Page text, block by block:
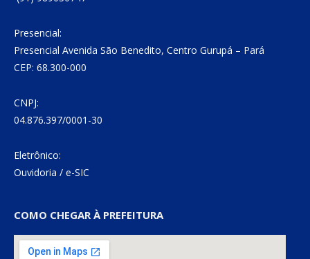
Presencial:
Presencial Avenida São Benedito, Centro Gurupá – Pará
CEP: 68.300-000
CNPJ:
04.876.397/0001-30
Eletrônico:
Ouvidoria / e-SIC
COMO CHEGAR À PREFEITURA